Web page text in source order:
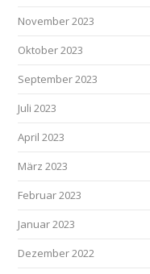
November 2023
Oktober 2023
September 2023
Juli 2023
April 2023
März 2023
Februar 2023
Januar 2023
Dezember 2022